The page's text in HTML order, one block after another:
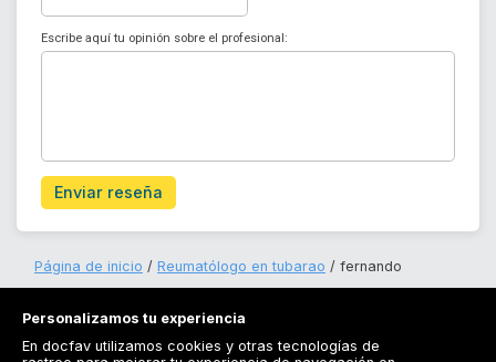
Escribe aquí tu opinión sobre el profesional:
Enviar reseña
Página de inicio Reumatólogo en tubarao fernando
Personalizamos tu experiencia
En docfav utilizamos cookies y otras tecnologías de